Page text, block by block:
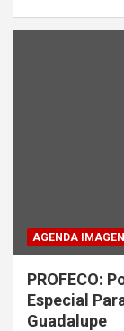
AGENDA IMAGEN
PROFECO:
Especial
Guadalupe